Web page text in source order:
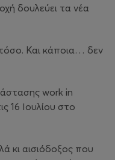
δουλεύει τα νέα
τόσο. Και κάποια… δεν
work in
16 Ιουλίου στο
κι αισιόδοξος που